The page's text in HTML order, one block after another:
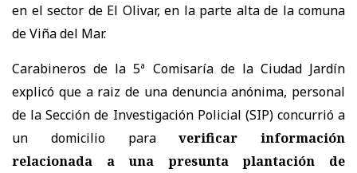
en el sector de El Olivar, en la parte alta de la comuna
de Viña del Mar.
Carabineros de la 5ª Comisaría de la Ciudad Jardín
explicó que a raiz de una denuncia anónima, personal
de la Sección de Investigación Policial (SIP) concurrió a
un domicilio paraverificar información
relacionada a una presunta plantación de